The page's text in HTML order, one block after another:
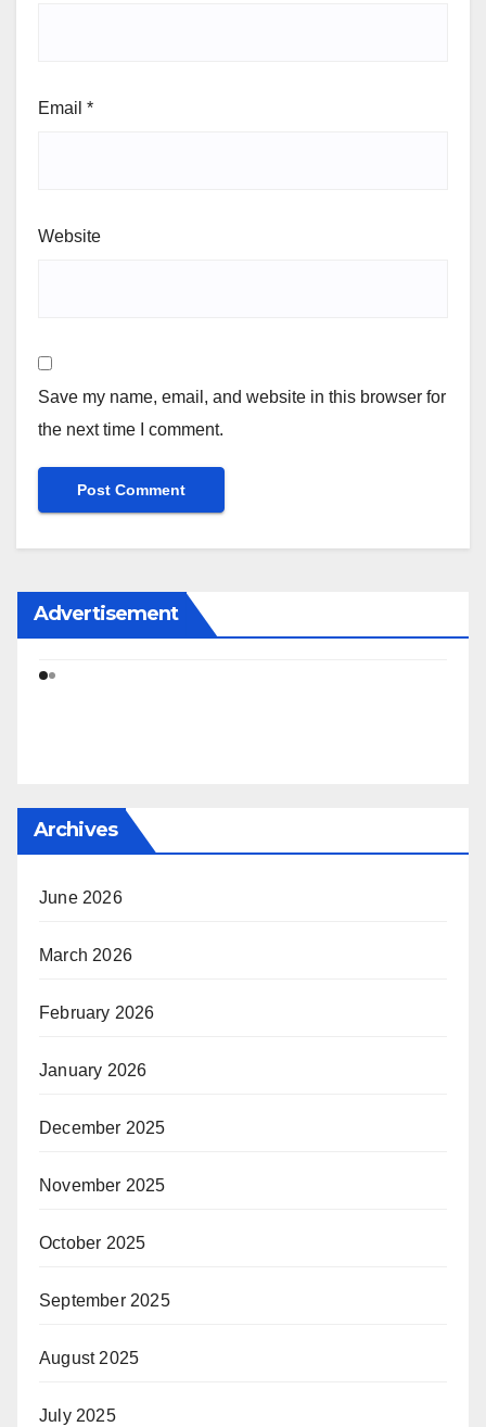
Email *
Website
Save my name, email, and website in this browser for
the next time I comment.
Advertisement
Archives
June 2026
March 2026
February 2026
January 2026
December 2025
November 2025
October 2025
September 2025
August 2025
July 2025